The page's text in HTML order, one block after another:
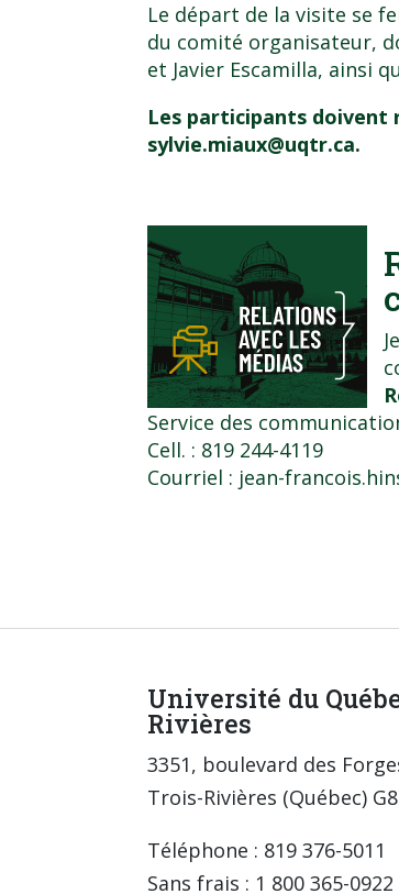
Le départ de la visite se
du comité organisateur,
et Javier Escamilla, ainsi
Les participants doivent
sylvie.miaux@uqtr.ca.
Service des
Cell. : 819 244-4119
Courriel : jean-
Université du
Rivières
3351, boulevard des
Trois-Rivières (Québec)
Téléphone : 819 376-5011
Sans frais : 1 800 365-0922